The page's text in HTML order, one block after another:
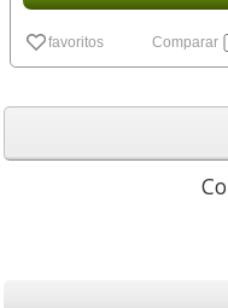
favoritos Comparar